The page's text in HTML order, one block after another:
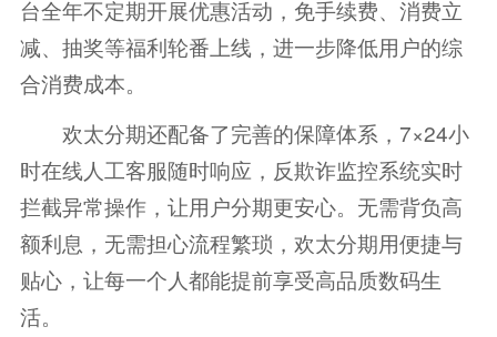
台全年不定期开展优惠活动，免手续费、消费立
减、抽奖等福利轮番上线，进一步降低用户的综
合消费成本。
欢太分期还配备了完善的保障体系，7×24小
时在线人工客服随时响应，反欺诈监控系统实时
拦截异常操作，让用户分期更安心。无需背负高
额利息，无需担心流程繁琐，欢太分期用便捷与
贴心，让每一个人都能提前享受高品质数码生
活。